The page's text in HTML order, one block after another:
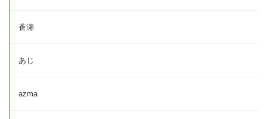
蒼瀬
あじ
azma